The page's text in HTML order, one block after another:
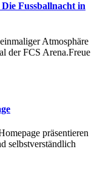
Fussballnacht in
Atmosphäre
der FCS Arena.Freue
präsentieren
selbstverständlich